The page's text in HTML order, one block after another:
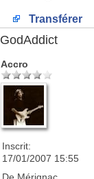
Transférer
GodAddict
Accro
Inscrit:
17/01/2007 15:55